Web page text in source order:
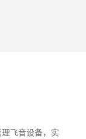
飞音设备，实